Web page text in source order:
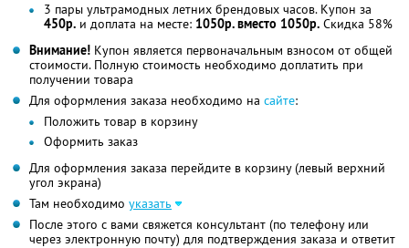
3 пары ультрамодных летних брендовых часов. Купон за
450р. и доплата на месте: 1050р. вместо 1050р. Скидка 58%
Внимание! Купон является первоначальным взносом от общей
стоимости. Полную стоимость необходимо доплатить при
получении товара
Для оформления заказа необходимо на сайте:
Положить товар в корзину
Оформить заказ
Для оформления заказа перейдите в корзину (левый верхний
угол экрана)
Там необходимо указать
После этого с вами свяжется консультант (по телефону или
через электронную почту) для подтверждения заказа и ответит